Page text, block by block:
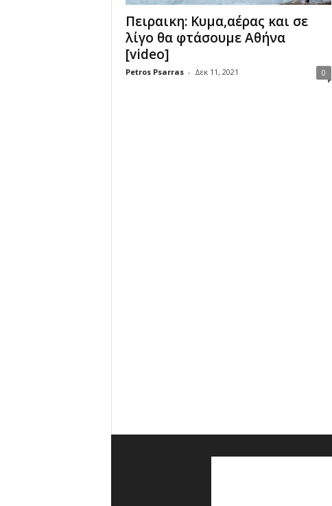
Πειραικη: Κυμα,αέρας και σε
λίγο θα φτάσουμε Αθήνα
[video]
Petros Psarras - Δεκ 11, 2021 0